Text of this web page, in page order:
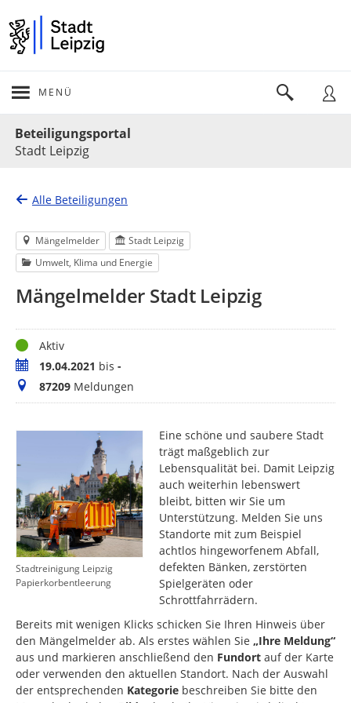
MENÜ
Beteiligungsportal
Stadt Leipzig
Alle Beteiligungen
Mängelmelder
Stadt Leipzig
Umwelt, Klima und Energie
Mängelmelder Stadt Leipzig
StatusAktiv
Zeitraum19.04.2021 bis -
Meldungen
87209 Meldungen
Stadtreinigung Leipzig
Papierkorbentleerung
Eine schöne und saubere Stadt
trägt maßgeblich zur
Lebensqualität bei. Damit Leipzig
auch weiterhin lebenswert
bleibt, bitten wir Sie um
Unterstützung. Melden Sie uns
Standorte mit zum Beispiel
achtlos hingeworfenem Abfall,
defekten Bänken, zerstörten
Spielgeräten oder
Schrottfahrrädern.
Bereits mit wenigen Klicks schicken Sie Ihren Hinweis über
den Mängelmelder ab. Als erstes wählen Sie „Ihre Meldung“
aus und markieren anschließend den Fundort auf der Karte
oder verwenden den aktuellen Standort. Nach der Auswahl
der entsprechenden Kategorie beschreiben Sie bitte den